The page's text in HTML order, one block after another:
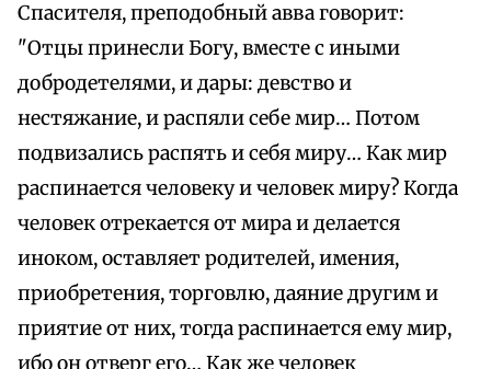
Спасителя, преподобный авва говорит:
"Отцы принесли Богу, вместе с иными
добродетелями, и дары: девство и
нестяжание, и распяли себе мир… Потом
подвизались распять и себя миру… Как мир
распинается человеку и человек миру? Когда
человек отрекается от мира и делается
иноком, оставляет родителей, имения,
приобретения, торговлю, даяние другим и
приятие от них, тогда распинается ему мир,
ибо он отверг его… Как же человек